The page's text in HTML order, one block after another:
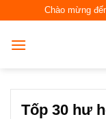
content
Chào mừng
Tốp 30 hư